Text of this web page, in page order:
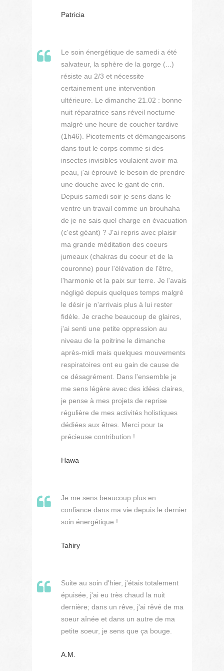
Patricia
Le soin énergétique de samedi a été
salvateur, la sphère de la gorge (...)
résiste au 2/3 et nécessite
certainement une intervention
ultérieure. Le dimanche 21.02 : bonne
nuit réparatrice sans réveil nocturne
malgré une heure de coucher tardive
(1h46). Picotements et démangeaisons
dans tout le corps comme si des
insectes invisibles voulaient avoir ma
peau, j'ai éprouvé le besoin de prendre
une douche avec le gant de crin.
Depuis samedi soir je sens dans le
ventre un travail comme un brouhaha
de je ne sais quel charge en évacuation
(c'est géant) ? J'ai repris avec plaisir
ma grande méditation des coeurs
jumeaux (chakras du coeur et de la
couronne) pour l'élévation de l'être,
l'harmonie et la paix sur terre. Je l'avais
négligé depuis quelques temps malgré
le désir je n'arrivais plus à lui rester
fidèle. Je crache beaucoup de glaires,
j'ai senti une petite oppression au
niveau de la poitrine le dimanche
après-midi mais quelques mouvements
respiratoires ont eu gain de cause de
ce désagrément. Dans l'ensemble je
me sens légère avec des idées claires,
je pense à mes projets de reprise
régulière de mes activités holistiques
dédiées aux êtres. Merci pour ta
précieuse contribution !
Hawa
Je me sens beaucoup plus en
confiance dans ma vie depuis le dernier
soin énergétique !
Tahiry
Suite au soin d'hier, j'étais totalement
épuisée, j'ai eu très chaud la nuit
dernière; dans un rêve, j'ai rêvé de ma
soeur aînée et dans un autre de ma
petite soeur, je sens que ça bouge.
A.M.